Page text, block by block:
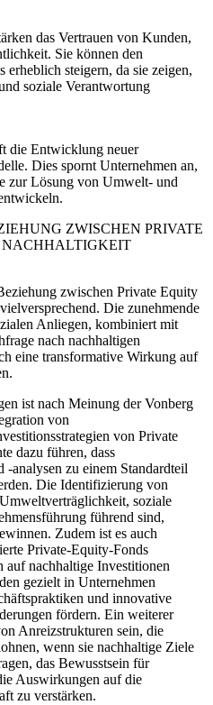
das Vertrauen von Kunden,
Sie können den
erheblich steigern, da sie zeigen,
soziale Verantwortung
die Entwicklung neuer
Dies spornt Unternehmen an,
zur Lösung von Umwelt- und
ZWISCHEN PRIVATE
zwischen Private Equity
Die zunehmende
Anliegen, kombiniert mit
nach nachhaltigen
eine transformative Wirkung auf
ist nach Meinung der Vonberg
von
von Private
dazu führen, dass
analysen zu einem Standardteil
Die Identifizierung von
soziale
führend sind,
Zudem ist es auch
Private-Equity-Fonds
auf nachhaltige Investitionen
gezielt in Unternehmen
und innovative
fördern. Ein weiterer
Anreizstrukturen sein, die
wenn sie nachhaltige Ziele
das Bewusstsein für
Auswirkungen auf die
zu verstärken.